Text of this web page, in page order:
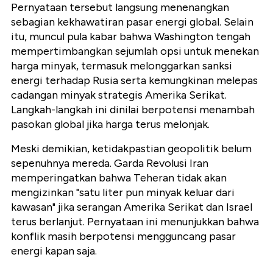
Pernyataan tersebut langsung menenangkan
sebagian kekhawatiran pasar energi global. Selain
itu, muncul pula kabar bahwa Washington tengah
mempertimbangkan sejumlah opsi untuk menekan
harga minyak, termasuk melonggarkan sanksi
energi terhadap Rusiaserta kemungkinan melepas
cadangan minyak strategis Amerika Serikat.
Langkah-langkah ini dinilai berpotensi menambah
pasokan global jika harga terus melonjak.
Meski demikian, ketidakpastian geopolitik belum
sepenuhnya mereda. Garda Revolusi Iran
memperingatkan bahwa Teheran tidak akan
mengizinkan "satu liter pun minyak keluar dari
kawasan" jika serangan Amerika Serikat dan Israel
terus berlanjut. Pernyataan ini menunjukkan bahwa
konflik masih berpotensi mengguncang pasar
energi kapan saja.